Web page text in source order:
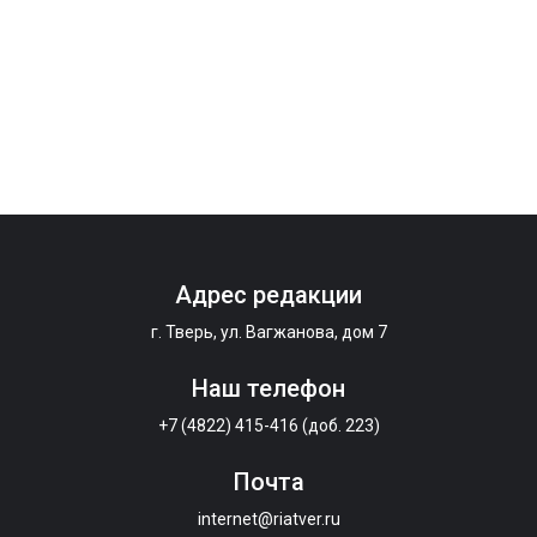
Адрес редакции
г. Тверь, ул. Вагжанова, дом 7
Наш телефон
+7 (4822) 415-416 (доб. 223)
Почта
internet@riatver.ru